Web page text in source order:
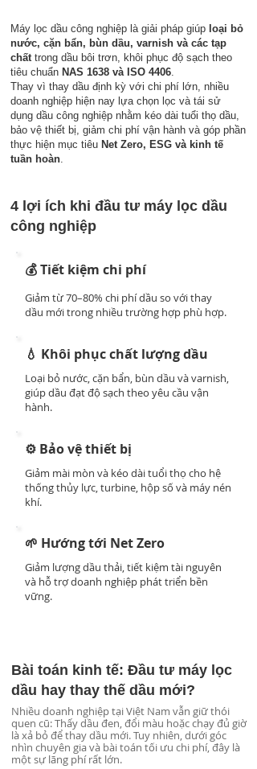
Máy lọc dầu công nghiệp là giải pháp giúp loại bỏ
nước, cặn bẩn, bùn dầu, varnish và các tạp
chấttrong dầu bôi trơn, khôi phục độ sạch theo
tiêu chuẩn NAS 1638 và ISO 4406.
Thay vì thay dầu định kỳ với chi phí lớn, nhiều
doanh nghiệp hiện nay lựa chọn lọc và tái sử
dụng dầu công nghiệp nhằm kéo dài tuổi thọ dầu,
bảo vệ thiết bị, giảm chi phí vận hành và góp phần
thực hiện mục tiêu Net Zero, ESG và kinh tế
tuần hoàn.
4 lợi ích khi đầu tư máy lọc dầu
công nghiệp
💰 Tiết kiệm chi phí
Giảm từ 70–80% chi phí dầu so với thay
dầu mới trong nhiều trường hợp phù hợp.
💧 Khôi phục chất lượng dầu
Loại bỏ nước, cặn bẩn, bùn dầu và varnish,
giúp dầu đạt độ sạch theo yêu cầu vận
hành.
⚙️ Bảo vệ thiết bị
Giảm mài mòn và kéo dài tuổi thọ cho hệ
thống thủy lực, turbine, hộp số và máy nén
khí.
🌱 Hướng tới Net Zero
Giảm lượng dầu thải, tiết kiệm tài nguyên
và hỗ trợ doanh nghiệp phát triển bền
vững.
Bài toán kinh tế: Đầu tư máy lọc
dầu hay thay thế dầu mới?
Nhiều doanh nghiệp tại Việt Nam vẫn giữ thói
quen cũ: Thấy dầu đen, đổi màu hoặc chạy đủ giờ
là xả bỏ để thay dầu mới. Tuy nhiên, dưới góc
nhìn chuyên gia và bài toán tối ưu chi phí, đây là
một sự lãng phí rất lớn.